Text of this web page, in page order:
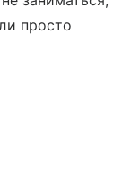
просто